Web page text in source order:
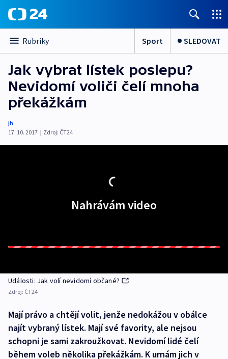
Rubriky Sport SLEDOVAT
Jak vybrat lístek poslepu?
Nevidomí voliči čelí mnoha
překážkám
jh
17. 10. 2017 | Zdroj: ČT24
Nahrávám video
Události: Jak volí nevidomí občané?
Zdroj: ČT24
Mají právo a chtějí volit, jenže nedokážou v obálce
najít vybraný lístek. Mají své favority, ale nejsou
schopni je sami zakroužkovat. Nevidomí lidé čelí
během voleb několika překážkám. K urnám jich v